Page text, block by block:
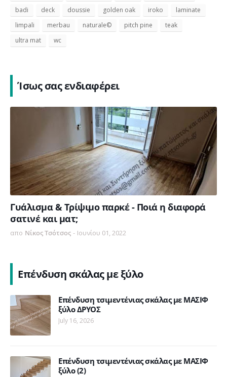
badi
deck doussie golden oak iroko
laminate
limpali
merbau naturale© pitch pine
teak
ultra mat
wc
Ίσως σας ενδιαφέρει
Γυάλισμα & Τρίψιμο παρκέ - Ποιά η διαφορά
σατινέ και ματ;
απο Νίκος Τσότσος - Ιουνίου 01, 2022
Επένδυση σκάλας με ξύλο
Επένδυση τσιμεντένιας σκάλας με ΜΑΣΙΦ
ξύλο ΔΡΥΟΣ
July 16, 2026
Επένδυση τσιμεντένιας σκάλας με ΜΑΣΙΦ
ξύλο (2)